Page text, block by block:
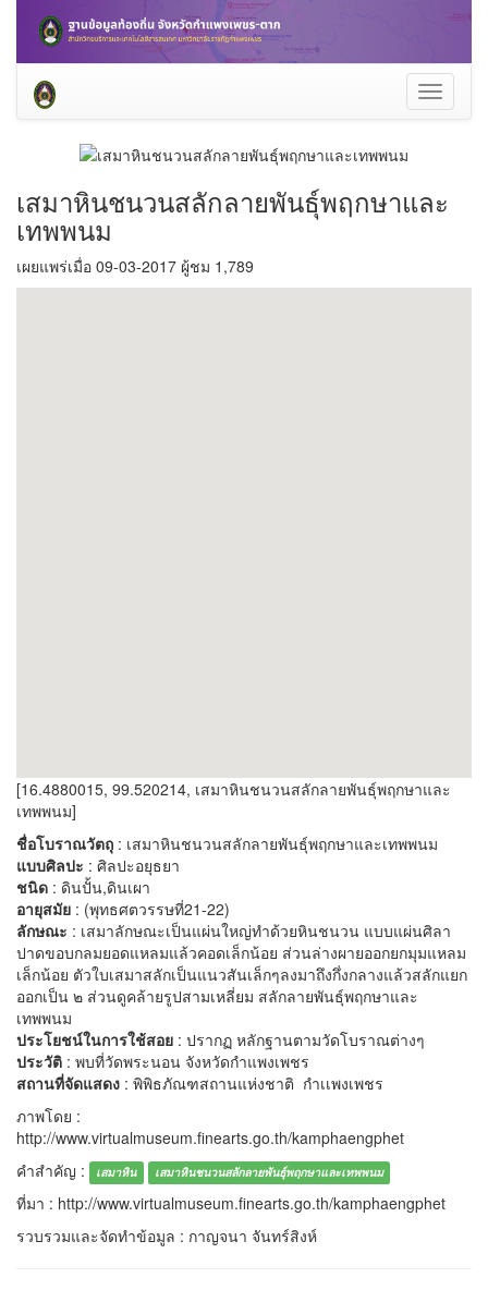
Toggle
เสมาหินชนวนสลักลายพันธุ์พฤกษาและ
เทพพนม
เผยแพร่เมื่อ 09-03-2017 ผู้ชม 1,789
[16.4880015, 99.520214, เสมาหินชนวนสลักลายพันธุ์พฤกษาและ
เทพพนม]
ชื่อโบราณวัตถุ : เสมาหินชนวนสลักลายพันธุ์พฤกษาและเทพพนม
แบบศิลปะ : ศิลปะอยุธยา
ชนิด : ดินปั้น,ดินเผา
อายุสมัย : (พุทธศตวรรษที่21-22)
ลักษณะ : เสมาลักษณะเป็นแผ่นใหญ่ทำด้วยหินชนวน แบบแผ่นศิลา
ปาดขอบกลมยอดแหลมแล้วคอดเล็กน้อย ส่วนล่างผายออกยกมุมแหลม
เล็กน้อย ตัวใบเสมาสลักเป็นแนวสันเล็กๆลงมาถึงกึ่งกลางแล้วสลักแยก
ออกเป็น ๒ ส่วนดูคล้ายรูปสามเหลี่ยม สลักลายพันธุ์พฤกษาและ
เทพพนม
ประโยชน์ในการใช้สอย : ปรากฏ หลักฐานตามวัดโบราณต่างๆ
ประวัติ : พบที่วัดพระนอน จังหวัดกำแพงเพชร
สถานที่จัดแสดง : พิพิธภัณฑสถานแห่งชาติ กำเเพงเพชร
ภาพโดย :
http://www.virtualmuseum.finearts.go.th/kamphaengphet
คำสำคัญ :
เสมาหิน เสมาหินชนวนสลักลายพันธุ์พฤกษาและเทพพนม
ที่มา : http://www.virtualmuseum.finearts.go.th/kamphaengphet
รวบรวมและจัดทำข้อมูล : กาญจนา จันทร์สิงห์